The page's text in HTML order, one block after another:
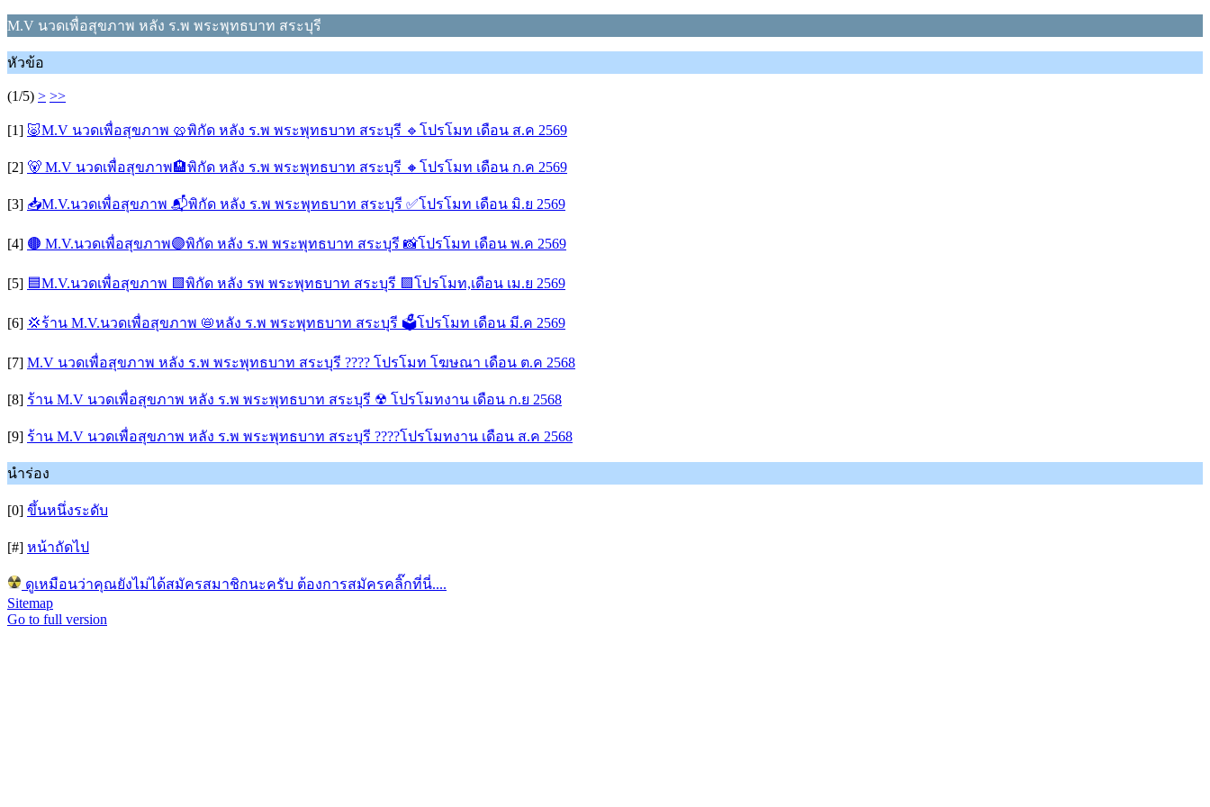
M.V นวดเพื่อสุขภาพ หลัง ร.พ พระพุทธบาท สระบุรี
หัวข้อ
(1/5) > >>
[1] 🐷M.V นวดเพื่อสุขภาพ 🥨พิกัด หลัง ร.พ พระพุทธบาท สระบุรี 🔹โปรโมท เดือน ส.ค 2569
[2] 🐻 M.V นวดเพื่อสุขภาพ🏨พิกัด หลัง ร.พ พระพุทธบาท สระบุรี 🔸โปรโมท เดือน ก.ค 2569
[3] 📥M.V.นวดเพื่อสุขภาพ 📬พิกัด หลัง ร.พ พระพุทธบาท สระบุรี ✅โปรโมท เดือน มิ.ย 2569
[4] 🟤 M.V.นวดเพื่อสุขภาพ🟣พิกัด หลัง ร.พ พระพุทธบาท สระบุรี 📸โปรโมท เดือน พ.ค 2569
[5] 🟦M.V.นวดเพื่อสุขภาพ 🟩พิกัด หลัง รพ พระพุทธบาท สระบุรี 🟪โปรโมท,เดือน เม.ย 2569
[6] 💢ร้าน M.V.นวดเพื่อสุขภาพ 📛หลัง ร.พ พระพุทธบาท สระบุรี 🗳โปรโมท เดือน มี.ค 2569
[7] M.V นวดเพื่อสุขภาพ หลัง ร.พ พระพุทธบาท สระบุรี ???? โปรโมท โฆษณา เดือน ต.ค 2568
[8] ร้าน M.V นวดเพื่อสุขภาพ หลัง ร.พ พระพุทธบาท สระบุรี ☢ โปรโมทงาน เดือน ก.ย 2568
[9] ร้าน M.V นวดเพื่อสุขภาพ หลัง ร.พ พระพุทธบาท สระบุรี ????โปรโมทงาน เดือน ส.ค 2568
นำร่อง
[0] ขึ้นหนึ่งระดับ
[#] หน้าถัดไป
ดูเหมือนว่าคุณยังไม่ได้สมัครสมาชิกนะครับ ต้องการสมัครคลิ๊กที่นี่....
Sitemap
Go to full version